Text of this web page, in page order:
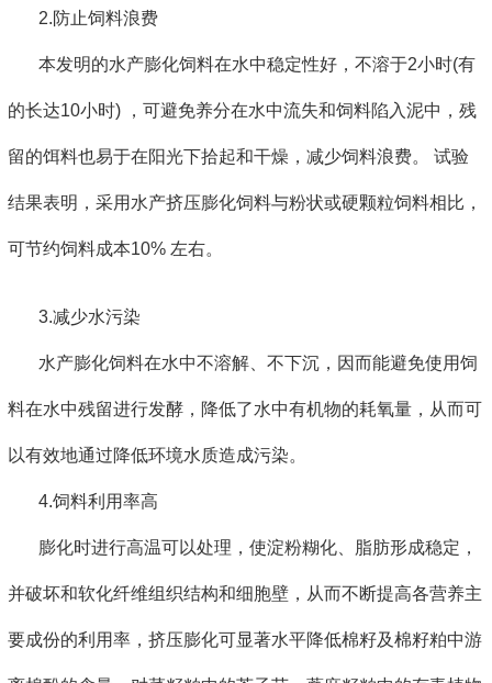
2.防止饲料浪费
本发明的水产膨化饲料在水中稳定性好，不溶于2小时(有
的长达10小时) ，可避免养分在水中流失和饲料陷入泥中，残
留的饵料也易于在阳光下拾起和干燥，减少饲料浪费。 试验
结果表明，采用水产挤压膨化饲料与粉状或硬颗粒饲料相比，
可节约饲料成本10% 左右。
3.减少水污染
水产膨化饲料在水中不溶解、不下沉，因而能避免使用饲
料在水中残留进行发酵，降低了水中有机物的耗氧量，从而可
以有效地通过降低环境水质造成污染。
4.饲料利用率高
膨化时进行高温可以处理，使淀粉糊化、脂肪形成稳定，
并破坏和软化纤维组织结构和细胞壁，从而不断提高各营养主
要成份的利用率，挤压膨化可显著水平降低棉籽及棉籽粕中游